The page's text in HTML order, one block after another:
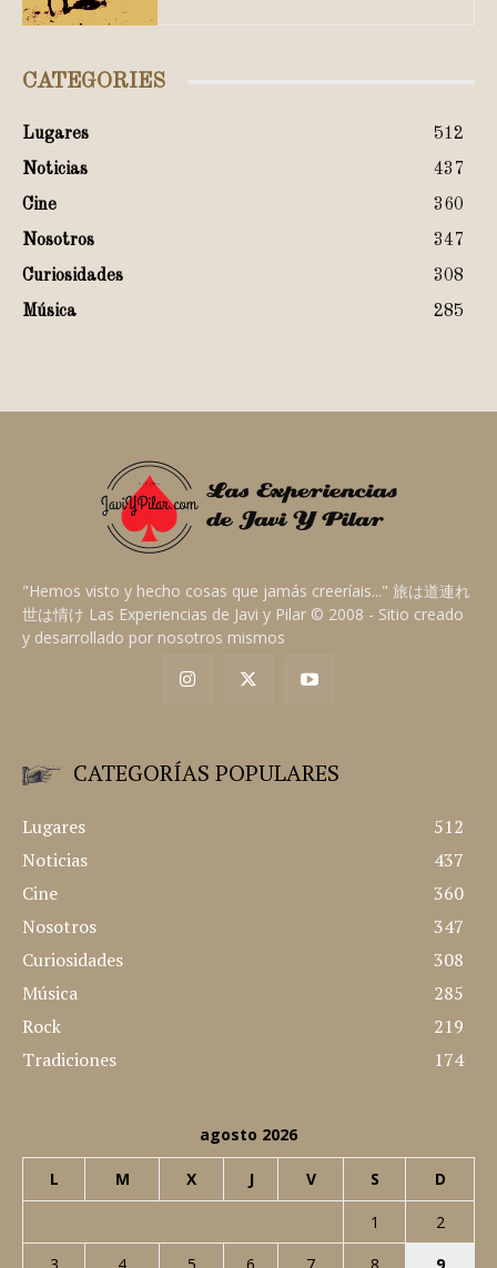
CATEGORIES
Lugares
512
Noticias
437
Cine
360
Nosotros
347
Curiosidades
308
Música
285
"Hemos visto y hecho cosas que jamás creeríais..." 旅は道連れ
世は情け Las Experiencias de Javi y Pilar © 2008 - Sitio creado
y desarrollado por nosotros mismos
CATEGORÍAS POPULARES
Lugares
512
Noticias
437
Cine
360
Nosotros
347
Curiosidades
308
Música
285
Rock
219
Tradiciones
174
agosto 2026
L M X J V S D
1
2